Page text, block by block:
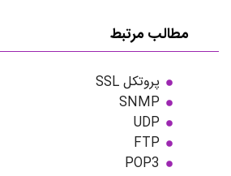
مطالب مرتبط
پروتکل SSL
SNMP
UDP
FTP
POP3